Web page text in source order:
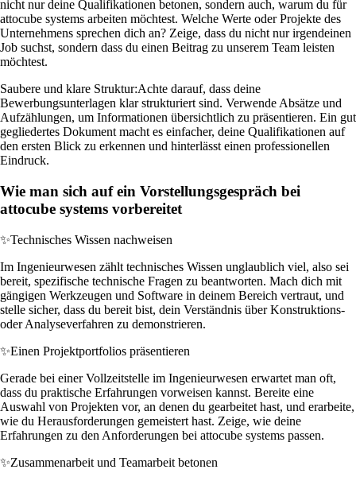
nicht nur deine Qualifikationen betonen, sondern auch, warum du für
attocube systems arbeiten möchtest. Welche Werte oder Projekte des
Unternehmens sprechen dich an? Zeige, dass du nicht nur irgendeinen
Job suchst, sondern dass du einen Beitrag zu unserem Team leisten
möchtest.
Saubere und klare Struktur:Achte darauf, dass deine
Bewerbungsunterlagen klar strukturiert sind. Verwende Absätze und
Aufzählungen, um Informationen übersichtlich zu präsentieren. Ein gut
gegliedertes Dokument macht es einfacher, deine Qualifikationen auf
den ersten Blick zu erkennen und hinterlässt einen professionellen
Eindruck.
Wie man sich auf ein Vorstellungsgespräch bei
attocube systems vorbereitet
✨Technisches Wissen nachweisen
Im Ingenieurwesen zählt technisches Wissen unglaublich viel, also sei
bereit, spezifische technische Fragen zu beantworten. Mach dich mit
gängigen Werkzeugen und Software in deinem Bereich vertraut, und
stelle sicher, dass du bereit bist, dein Verständnis über Konstruktions-
oder Analyseverfahren zu demonstrieren.
✨Einen Projektportfolios präsentieren
Gerade bei einer Vollzeitstelle im Ingenieurwesen erwartet man oft,
dass du praktische Erfahrungen vorweisen kannst. Bereite eine
Auswahl von Projekten vor, an denen du gearbeitet hast, und erarbeite,
wie du Herausforderungen gemeistert hast. Zeige, wie deine
Erfahrungen zu den Anforderungen bei attocube systems passen.
✨Zusammenarbeit und Teamarbeit betonen